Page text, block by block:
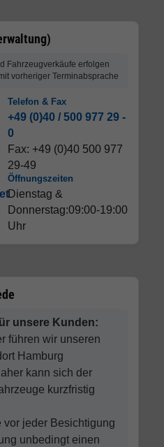
Fahrzeugverkäufe erfolgen
vorheriger Terminabsprache
Telefon & Fax
+49 (0)40 / 500 977 29 -
0
Fax: +49 (0)40 500 977
29-49
Öffnungszeiten
Dienstag &
Donnerstag:09:00-19:00
Uhr
unsere Kunden:
führen wir unseren
Hamburg
kann sich der
kurzfristig
vor jeder Besichtigung
unbedingt einen